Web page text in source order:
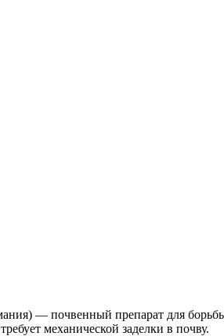
— почвенный препарат для
механической заделки в почву.